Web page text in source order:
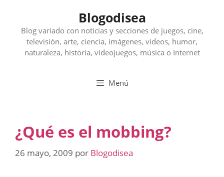
contenido
Blogodisea
Blog variado con noticias y secciones de juegos, cine,
televisión, arte, ciencia, imágenes, videos, humor,
naturaleza, historia, videojuegos, música o Internet
Menú
¿Qué es el mobbing?
26 mayo, 2009 por Blogodisea